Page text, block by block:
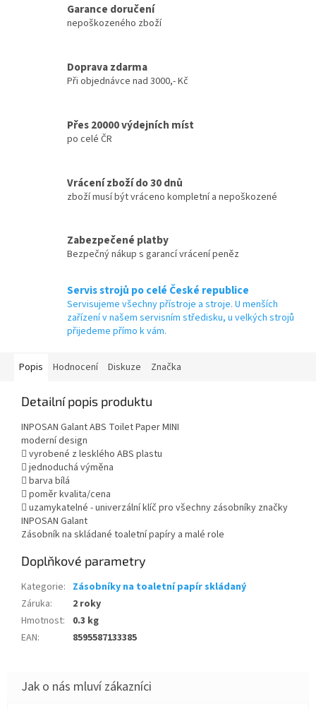
Garance doručení
nepoškozeného zboží
Doprava zdarma
Při objednávce nad 3000,- Kč
Přes 20000 výdejních míst
po celé ČR
Vrácení zboží do 30 dnů
zboží musí být vráceno kompletní a nepoškozené
Zabezpečené platby
Bezpečný nákup s garancí vrácení peněz
Servis strojů po celé České republice
Servisujeme všechny přístroje a stroje. U menších
zařízení v našem servisním středisku, u velkých strojů
přijedeme přímo k vám.
Popis Hodnocení Diskuze Značka
Detailní popis produktu
INPOSAN Galant ABS Toilet Paper MINI
moderní design
 vyrobené z lesklého ABS plastu
 jednoduchá výměna
 barva bílá
 poměr kvalita/cena
 uzamykatelné - univerzální klíč pro všechny zásobníky značky
INPOSAN Galant
Zásobník na skládané toaletní papíry a malé role
Doplňkové parametry
Kategorie: Zásobníky na toaletní papír skládaný
Záruka:
2 roky
Hmotnost:
0.3 kg
EAN: 8595587133385